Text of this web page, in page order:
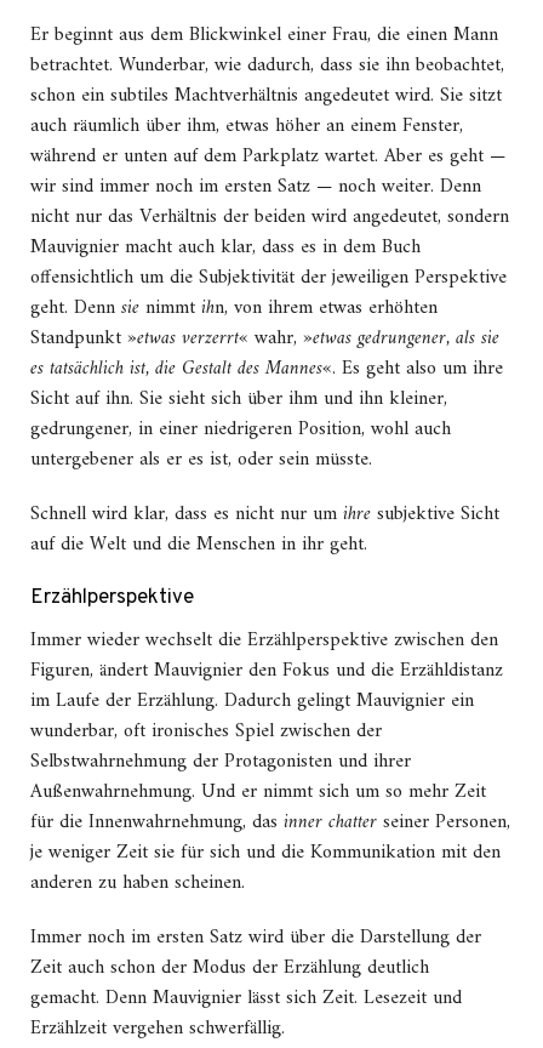
Er beginnt aus dem Blickwinkel einer Frau, die einen Mann
betrachtet. Wunderbar, wie dadurch, dass sie ihn beobachtet,
schon ein subtiles Machtverhältnis angedeutet wird. Sie sitzt
auch räumlich über ihm, etwas höher an einem Fenster,
während er unten auf dem Parkplatz wartet. Aber es geht —
wir sind immer noch im ersten Satz — noch weiter. Denn
nicht nur das Verhältnis der beiden wird angedeutet, sondern
Mauvignier macht auch klar, dass es in dem Buch
offensichtlich um die Subjektivität der jeweiligen Perspektive
geht. Dennsienimmtihn, von ihrem etwas erhöhten
Standpunkt »etwas verzerrt« wahr, »etwas gedrungener, als sie
es tatsächlich ist, die Gestalt des Mannes«. Es geht also um ihre
Sicht auf ihn. Sie sieht sich über ihm und ihn kleiner,
gedrungener, in einer niedrigeren Position, wohl auch
untergebener als er es ist, oder sein müsste.
Schnell wird klar, dass es nicht nur umihresubjektive Sicht
auf die Welt und die Menschen in ihr geht.
Erzählperspektive
Immer wieder wechselt die Erzählperspektive zwischen den
Figuren, ändert Mauvignier den Fokus und die Erzähldistanz
im Laufe der Erzählung. Dadurch gelingt Mauvignier ein
wunderbar, oft ironisches Spiel zwischen der
Selbstwahrnehmung der Protagonisten und ihrer
Außenwahrnehmung. Und er nimmt sich um so mehr Zeit
für die Innenwahrnehmung, das inner chatterseiner Personen,
je weniger Zeit sie für sich und die Kommunikation mit den
anderen zu haben scheinen.
Immer noch im ersten Satz wird über die Darstellung der
Zeit auch schon der Modus der Erzählung deutlich
gemacht. Denn Mauvignier lässt sich Zeit. Lesezeit und
Erzählzeit vergehen schwerfällig.